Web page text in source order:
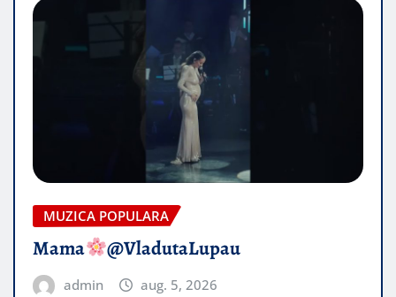
MUZICA POPULARA
Mama @VladutaLupau
admin aug. 5, 2026